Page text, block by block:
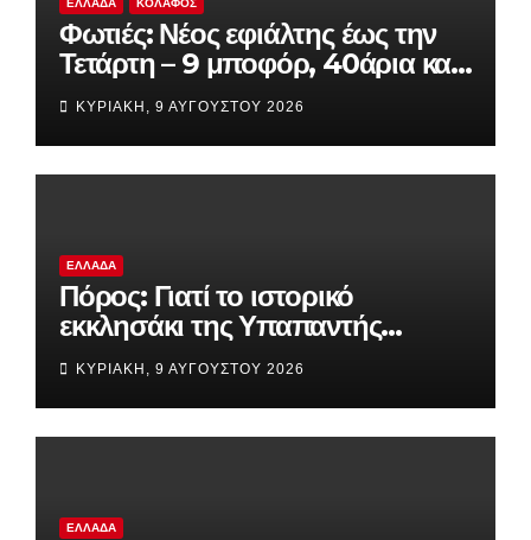
ΕΛΛΆΔΑ ΚΟΛΑΦΟΣ
Φωτιές: Νέος εφιάλτης έως την
Τετάρτη – 9 μποφόρ, 40άρια και
«Hot-Dry-Windy» απειλούν τη
χώρα
ΚΥΡΙΑΚΉ, 9 ΑΥΓΟΎΣΤΟΥ 2026
ΕΛΛΆΔΑ
Πόρος: Γιατί το ιστορικό
εκκλησάκι της Υπαπαντής
παραμένει καμένο;
ΚΥΡΙΑΚΉ, 9 ΑΥΓΟΎΣΤΟΥ 2026
ΕΛΛΆΔΑ